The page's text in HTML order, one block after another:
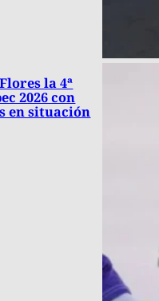
la 4ª
2026 con
en situación